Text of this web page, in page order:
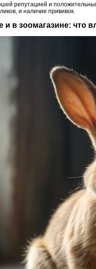
репутацией и
и наличие прививок.
и в зоомагазине: что